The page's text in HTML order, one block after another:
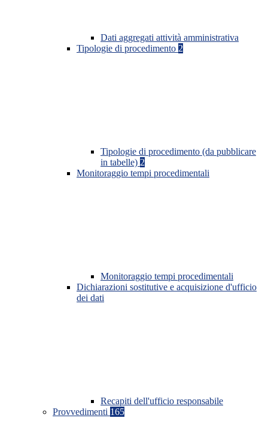
Dati aggregati attività amministrativa
Tipologie di procedimento 2
Tipologie di procedimento (da pubblicare
in tabelle) 2
Monitoraggio tempi procedimentali
Monitoraggio tempi procedimentali
Dichiarazioni sostitutive e acquisizione d'ufficio
dei dati
Recapiti dell'ufficio responsabile
Provvedimenti 165